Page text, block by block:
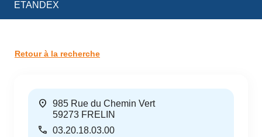
ETANDEX
Retour à la recherche
location_on
985 Rue du Chemin Vert
59273 FRELIN
call 03.20.18.03.00